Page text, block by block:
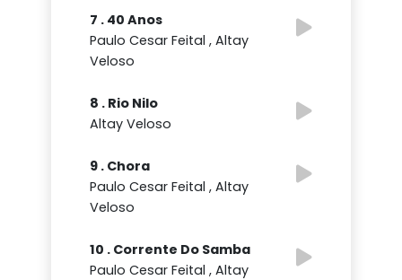
7 . 40 Anos
Paulo Cesar Feital , Altay
Veloso
8 . Rio Nilo
Altay Veloso
9 . Chora
Paulo Cesar Feital , Altay
Veloso
10 . Corrente Do Samba
Paulo Cesar Feital , Altay